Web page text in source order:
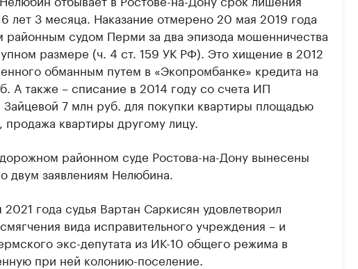
лет 3 месяца. Наказание отмерено 20 мая 2019 года
районным судом Перми за два эпизода мошенничества
размере (ч. 4 ст. 159 УК РФ). Это хищение в 2012
обманным путем в «Экопромбанке» кредита на
А также – списание в 2014 году со счета ИП
Зайцевой 7 млн руб. для покупки квартиры площадью
продажа квартиры другому лицу.
районном суде Ростова-на-Дону вынесены
двум заявлениям Нелюбина.
2021 года судья Вартан Саркисян удовлетворил
вида исправительного учреждения – и
экс-депутата из ИК-10 общего режима в
при ней колонию-поселение.